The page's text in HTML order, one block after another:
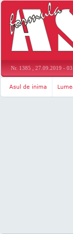
Nr. 1385 , 27.09.2019 -
Asul de inima